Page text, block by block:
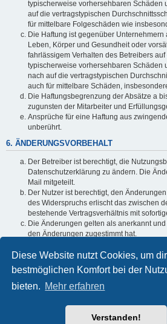
Diese Website nutzt Cookies, um
bestmöglichen Komfort bei der
bieten. Mehr erfahren
Verstanden!
typischerweise vorhersehbaren Schäden
auf die vertragstypischen
für mittelbare Folgeschäden wie
Die Haftung ist gegenüber Unternehmern
Leben, Körper und Gesundheit oder
fahrlässigem Verhalten des Betreibers
typischerweise vorhersehbaren Schäden
nach auf die vertragstypischen
auch für mittelbare Schäden,
Die Haftungsbegrenzung der Absätze a
zugunsten der Mitarbeiter und
Ansprüche für eine Haftung aus
unberührt.
6. ÄNDERUNGSVORBEHALT
Der Betreiber ist berechtigt, die
Datenschutzerklärung zu ändern. Die
Mail mitgeteilt.
Der Nutzer ist berechtigt, den
des Widerspruchs erlischt das zwischen
bestehende Vertragsverhältnis mit
Die Änderungen gelten als anerkannt
den Änderungen zugestimmt hat.
Informationen über den Umgang mit
sind in der Datenschutzerklärung
Powered byphpBB® Forum Software